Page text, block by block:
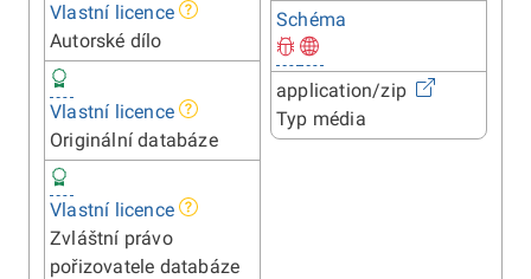
Vlastní licence
Autorské dílo
Vlastní licence
Originální databáze
Vlastní licence
Zvláštní právo
pořizovatele databáze
Schéma
application/zip
Typ média